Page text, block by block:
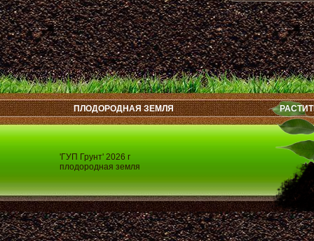
'ГУП Грунт' 2026 г
плодородная земля
ПЛОДОРОДНАЯ ЗЕМЛЯ